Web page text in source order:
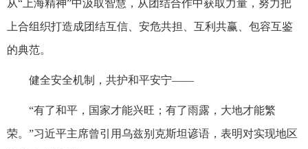
从“上海精神”中汲取智慧，从团结合作中获取力量，努力把
上合组织打造成团结互信、安危共担、互利共赢、包容互鉴
的典范。
健全安全机制，共护和平安宁——
“有了和平，国家才能兴旺；有了雨露，大地才能繁
荣。”习近平主席曾引用乌兹别克斯坦谚语，表明对实现地区